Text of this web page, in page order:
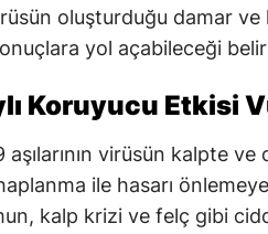
oluşturduğu damar ve
yol açabileceği
Koruyucu Etkisi
virüsün kalpte ve
ile hasarı
kalp krizi ve felç gibi